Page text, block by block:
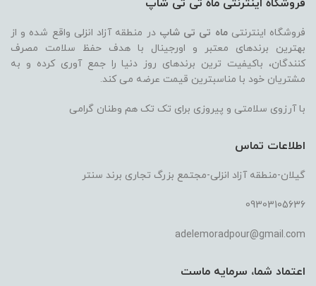
فروشگاه اینترنتی ماه تی تی شاپ
فروشگاه اینترنتیماه تی تی شاپ در منطقه آزاد انزلی واقع شده و از
بهترین برندهای معتبر و اورجینال با هدف حفظ سلامت مصرف
کنندگان، باکیفیت ترین برندهای روز دنیا را جمع آوری کرده و به
مشتریان خود با مناسبترین قیمت عرضه می کند.
با آرزوی سلامتی و پیروزی برای تک تک هم وطنان گرامی
اطلاعات تماس
گیلان-منطقه آزاد انزلی-مجتمع بزرگ تجاری برند سنتر
09303105636
adelemoradpour@gmail.com
اعتماد شما، سرمایه ماست